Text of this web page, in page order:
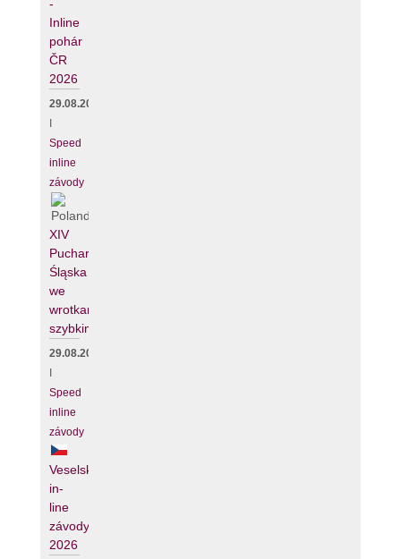
-
Inline
pohár
ČR
2026
29.08.2026
Speed
inline
závody
XIV
Puchar
Śląska
we
wrotkarstwie
szybkim
29.08.2026
Speed
inline
závody
Veselské
in-
line
závody
2026